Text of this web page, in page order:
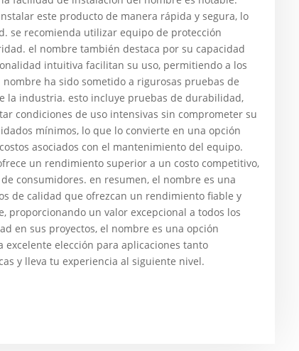
este producto de manera rápida y segura, lo
se recomienda utilizar equipo de protección
el nombre también destaca por su capacidad
intuitiva facilitan su uso, permitiendo a los
ha sido sometido a rigurosas pruebas de
la industria. esto incluye pruebas de durabilidad,
condiciones de uso intensivas sin comprometer su
mínimos, lo que lo convierte en una opción
asociados con el mantenimiento del equipo.
un rendimiento superior a un costo competitivo,
consumidores. en resumen, el nombre es una
de calidad que ofrezcan un rendimiento fiable y
proporcionando un valor excepcional a todos los
en sus proyectos, el nombre es una opción
elección para aplicaciones tanto
y lleva tu experiencia al siguiente nivel.